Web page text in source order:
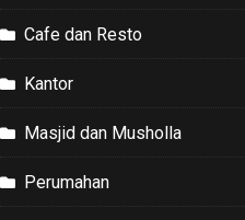
Cafe dan Resto
Kantor
Masjid dan Musholla
Perumahan